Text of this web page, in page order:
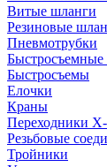
Витые шланги
Резиновые
Пневмотрубки
Быстросъемные
Быстросъемы
Елочки
Краны
Переходники
Резьбовые
Тройники